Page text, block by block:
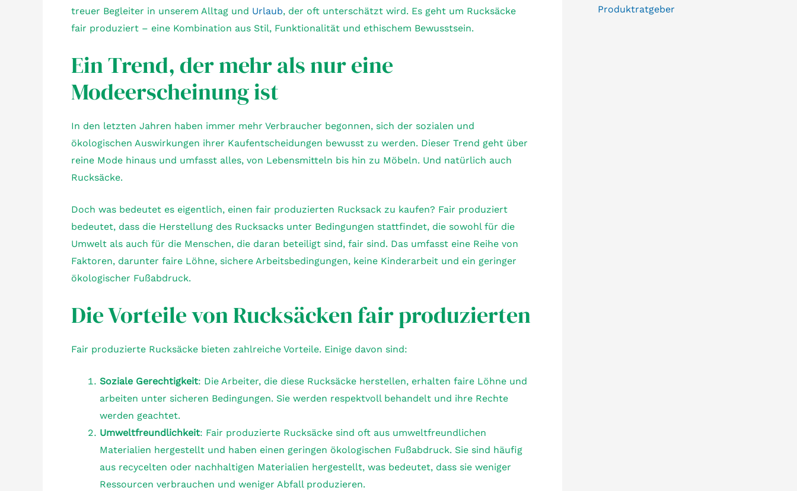
treuer Begleiter in unserem Alltag und Urlaub, der oft unterschätzt wird. Es geht um Rucksäcke
fair produziert – eine Kombination aus Stil, Funktionalität und ethischem Bewusstsein.
Ein Trend, der mehr als nur eine
Modeerscheinung ist
In den letzten Jahren haben immer mehr Verbraucher begonnen, sich der sozialen und
ökologischen Auswirkungen ihrer Kaufentscheidungen bewusst zu werden. Dieser Trend geht über
reine Mode hinaus und umfasst alles, von Lebensmitteln bis hin zu Möbeln. Und natürlich auch
Rucksäcke.
Doch was bedeutet es eigentlich, einen fair produzierten Rucksack zu kaufen? Fair produziert
bedeutet, dass die Herstellung des Rucksacks unter Bedingungen stattfindet, die sowohl für die
Umwelt als auch für die Menschen, die daran beteiligt sind, fair sind. Das umfasst eine Reihe von
Faktoren, darunter faire Löhne, sichere Arbeitsbedingungen, keine Kinderarbeit und ein geringer
ökologischer Fußabdruck.
Die Vorteile von Rucksäcken fair produzierten
Fair produzierte Rucksäcke bieten zahlreiche Vorteile. Einige davon sind:
Soziale Gerechtigkeit: Die Arbeiter, die diese Rucksäcke herstellen, erhalten faire Löhne und
arbeiten unter sicheren Bedingungen. Sie werden respektvoll behandelt und ihre Rechte
werden geachtet.
Umweltfreundlichkeit: Fair produzierte Rucksäcke sind oft aus umweltfreundlichen
Materialien hergestellt und haben einen geringen ökologischen Fußabdruck. Sie sind häufig
aus recycelten oder nachhaltigen Materialien hergestellt, was bedeutet, dass sie weniger
Ressourcen verbrauchen und weniger Abfall produzieren.
Produktratgeber